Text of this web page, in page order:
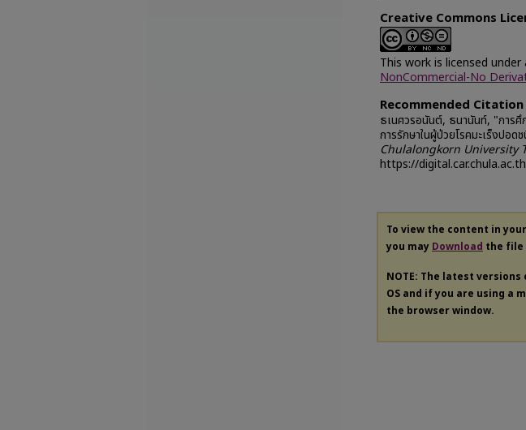
Creative Commons
This work is licensed under
NonCommercial-No
Recommended Citation
ธเนศวรอนันต์, ธนานันท์, "การศึ
การรักษาในผู้ป่วยโรคมะเร็งปอ
Chulalongkorn University
https://
To view the content in
you may Download the file
NOTE: The latest
OS and if you are using a
the browser window.